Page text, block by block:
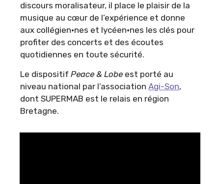
discours moralisateur, il place le plaisir de la
musique au cœur de l’expérience et donne
aux collégien·nes et lycéen·nes les clés pour
profiter des concerts et des écoutes
quotidiennes en toute sécurité.
Le dispositifPeace & Lobe est porté au
niveau national par l’associationAgi-Son,
dont SUPERMAB est le relais en région
Bretagne.